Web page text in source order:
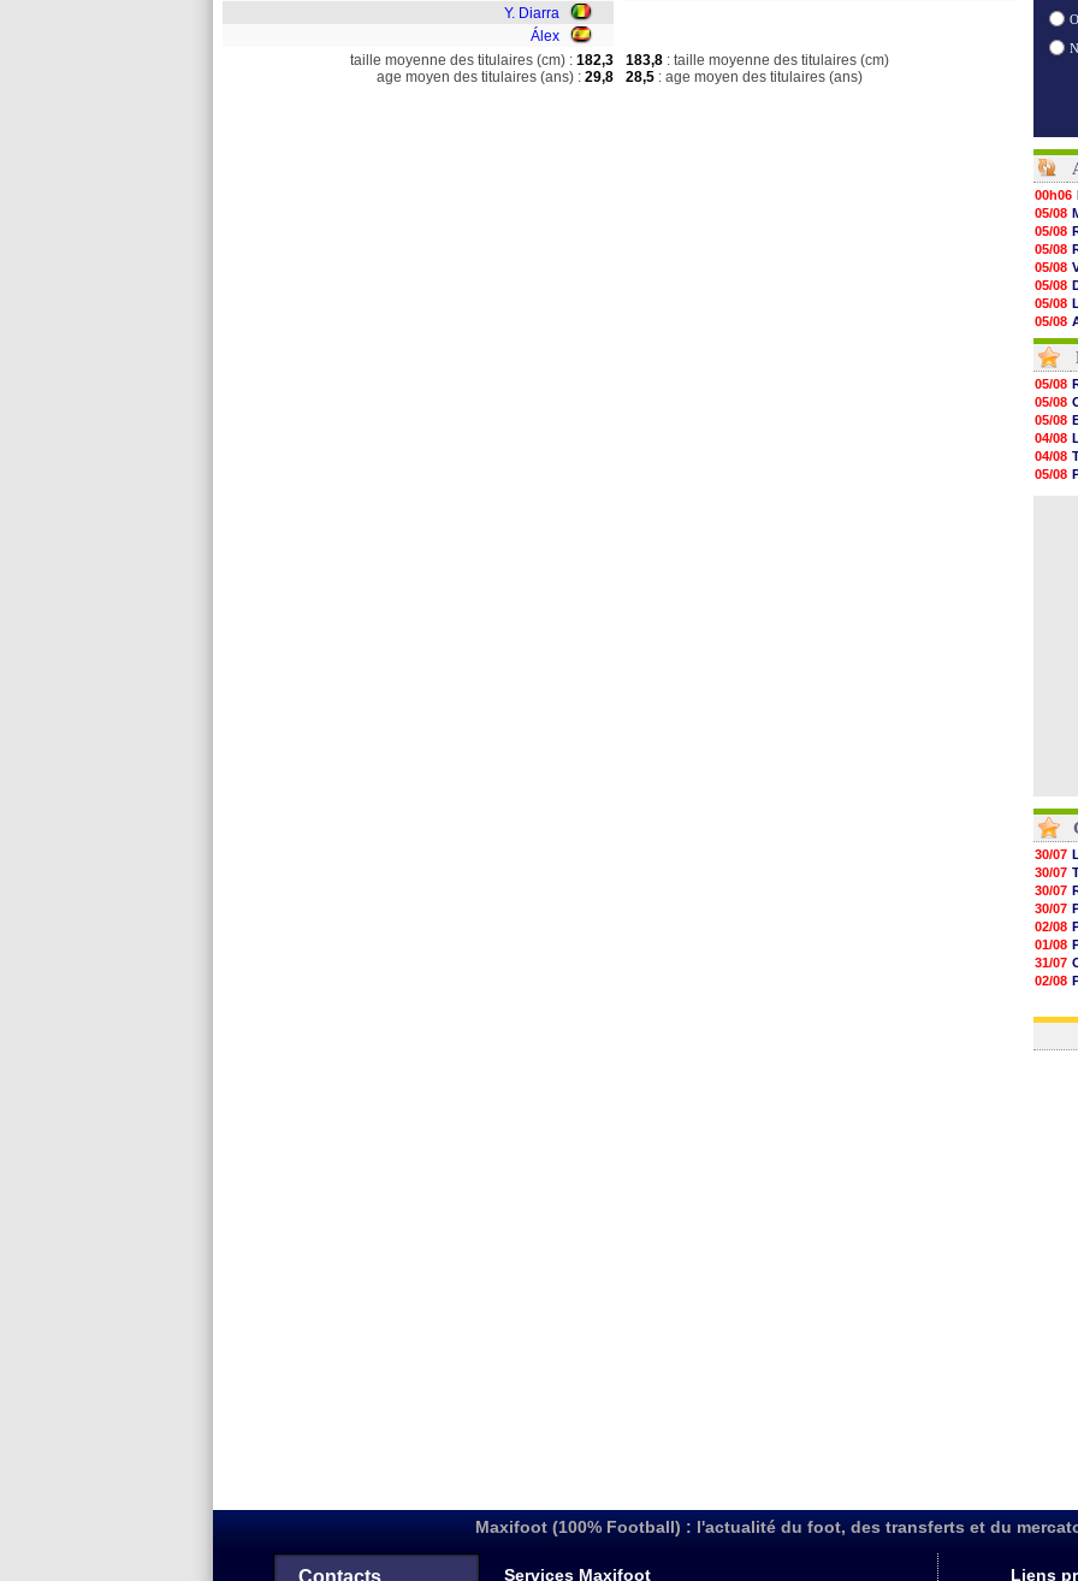
Y. Diarra
Álex
taille moyenne des titulaires (cm) : 182,3
age moyen des titulaires (ans) : 29,8
183,8 : taille moyenne des titulaires (cm)
28,5 : age moyen des titulaires (ans)
00h06
05/08
05/08
05/08
05/08
05/08
05/08
05/08
05/08
05/08
05/08
05/08
05/08
05/08
05/08
05/08
05/08
05/08
05/08
05/08
04/08
04/08
05/08
30/07
30/07
30/07
30/07
02/08
01/08
31/07
02/08
01/08
Maxifoot (100% Football) : l'actualité du foot, des transferts et du
Contacts Services Maxifoot Liens